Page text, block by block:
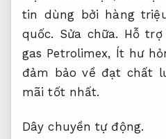
tin dùng bởi hàng
quốc. Sửa chữa. Hỗ
gas Petrolimex, Ít hư
đảm bảo về đạt chất
mãi tốt nhất.
Dây chuyền tự động.